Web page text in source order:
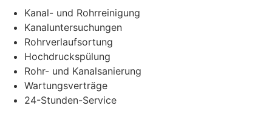
Kanal- und Rohrreinigung
Kanaluntersuchungen
Rohrverlaufsortung
Hochdruckspülung
Rohr- und Kanalsanierung
Wartungsverträge
24-Stunden-Service